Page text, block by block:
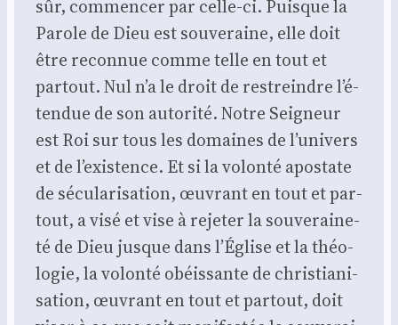
sûr, com­men­cer par celle-ci. Puisque la
Parole de Dieu est sou­ve­raine, elle doit
être recon­nue comme telle en tout et
par­tout. Nul n’a le droit de res­treindre l’é­
ten­due de son auto­ri­té. Notre Sei­gneur
est Roi sur tous les domaines de l’u­ni­vers
et de l’exis­tence. Et si la volon­té apos­tate
de sécu­la­ri­sa­tion, œuvrant en tout et par­
tout, a visé et vise à reje­ter la sou­ve­rai­ne­
té de Dieu jusque dans l’É­glise et la théo­
lo­gie, la volon­té obéis­sante de chris­tia­ni­
sa­tion, œuvrant en tout et par­tout, doit